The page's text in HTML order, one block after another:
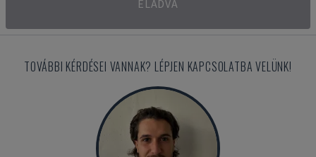
ELADVA
TOVÁBBI KÉRDÉSEI VANNAK? LÉPJEN KAPCSOLATBA VELÜNK!